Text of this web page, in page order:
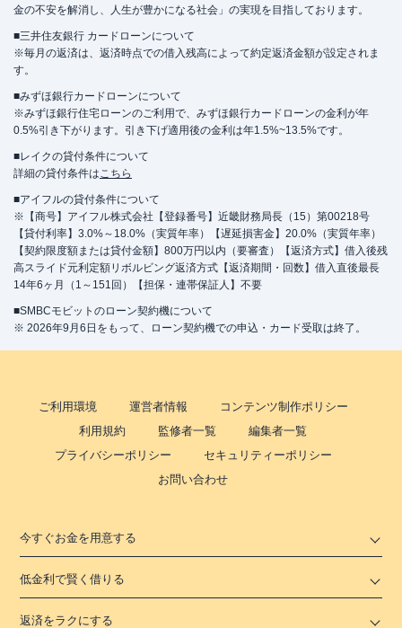
金の不安を解消し、人生が豊かになる社会」の実現を目指しております。
■三井住友銀行 カードローンについて
※毎月の返済は、返済時点での借入残高によって約定返済金額が設定されま
す。
■みずほ銀行カードローンについて
※みずほ銀行住宅ローンのご利用で、みずほ銀行カードローンの金利が年
0.5%引き下がります。引き下げ適用後の金利は年1.5%~13.5%です。
■レイクの貸付条件について
詳細の貸付条件はこちら
■アイフルの貸付条件について
※【商号】アイフル株式会社【登録番号】近畿財務局長（15）第00218号
【貸付利率】3.0%～18.0%（実質年率）【遅延損害金】20.0%（実質年率）
【契約限度額または貸付金額】800万円以内（要審査）【返済方式】借入後残
高スライド元利定額リボルビング返済方式【返済期間・回数】借入直後最長
14年6ヶ月（1～151回）【担保・連帯保証人】不要
■SMBCモビットのローン契約機について
※ 2026年9月6日をもって、ローン契約機での申込・カード受取は終了。
ご利用環境 運営者情報
コンテンツ制作ポリシー
利用規約
監修者一覧
編集者一覧
プライバシーポリシー
セキュリティーポリシー
お問い合わせ
今すぐお金を用意する
低金利で賢く借りる
返済をラクにする